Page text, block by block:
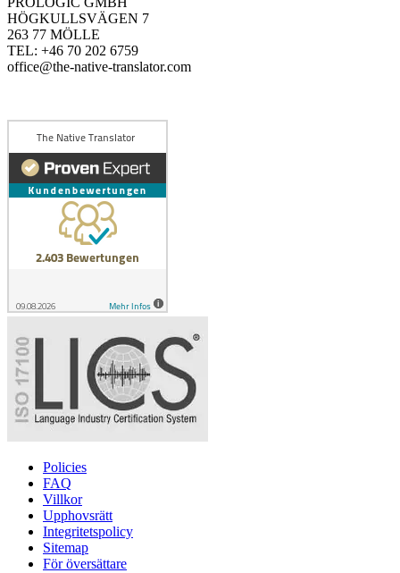
HÖGKULLSVÄGEN 7
263 77 MÖLLE
TEL: +46 70 202 6759
office@the-native-translator.com
Policies
FAQ
Villkor
Upphovsrätt
Integritetspolicy
Sitemap
För översättare